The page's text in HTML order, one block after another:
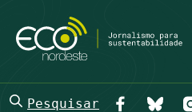
Pesquisar